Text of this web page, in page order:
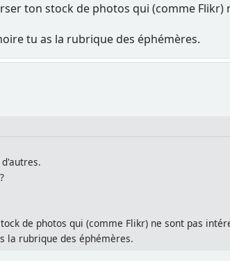
ton stock de photos qui (comme Flikr)
tu as la rubrique des éphémères.
de photos qui (comme Flikr) ne sont pas
la rubrique des éphémères.